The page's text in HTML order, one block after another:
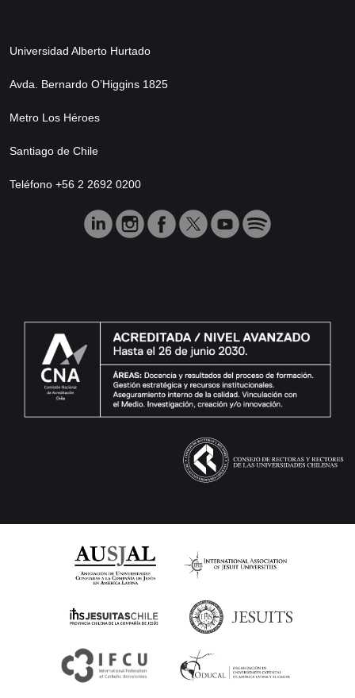
Universidad Alberto Hurtado
Avda. Bernardo O’Higgins 1825
Metro Los Héroes
Santiago de Chile
Teléfono +56 2 2692 0200